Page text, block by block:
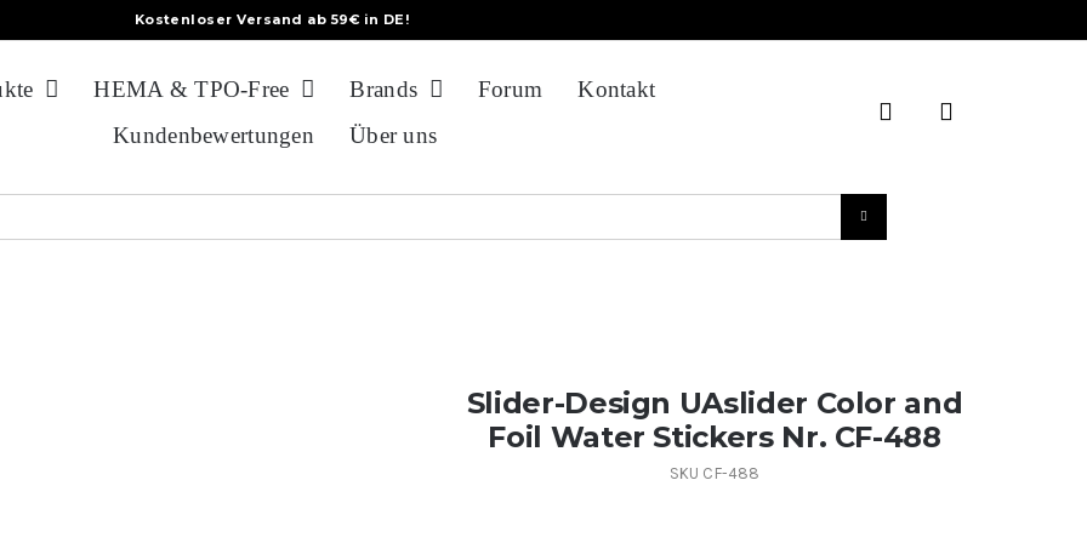
Kostenloser Versand ab 59€ in DE!
HEMA & TPO-Free Brands Forum
Kontakt
Kundenbewertungen
Über uns
Slider-Design UAslider Color and
Foil Water Stickers Nr. CF-488
SKU CF-488